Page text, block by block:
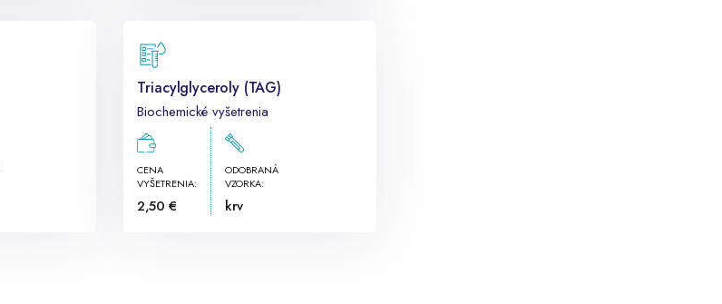
Triacylglyceroly (TAG)
Biochemické vyšetrenia
CENA
VYŠETRENIA:
2,50 €
ODOBRANÁ
VZORKA:
krv